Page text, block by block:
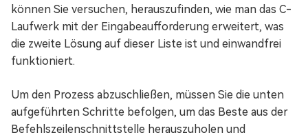
können Sie versuchen, herauszufinden, wie man das C-
Laufwerk mit der Eingabeaufforderung erweitert, was
die zweite Lösung auf dieser Liste ist und einwandfrei
funktioniert.
Um den Prozess abzuschließen, müssen Sie die unten
aufgeführten Schritte befolgen, um das Beste aus der
Befehlszeilenschnittstelle herauszuholen und